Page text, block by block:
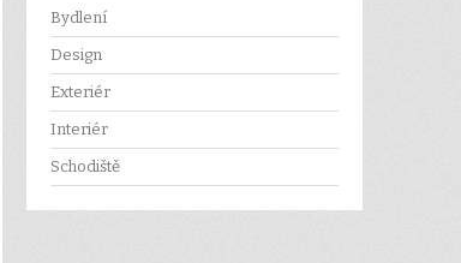
Bydlení
Design
Exteriér
Interiér
Schodiště